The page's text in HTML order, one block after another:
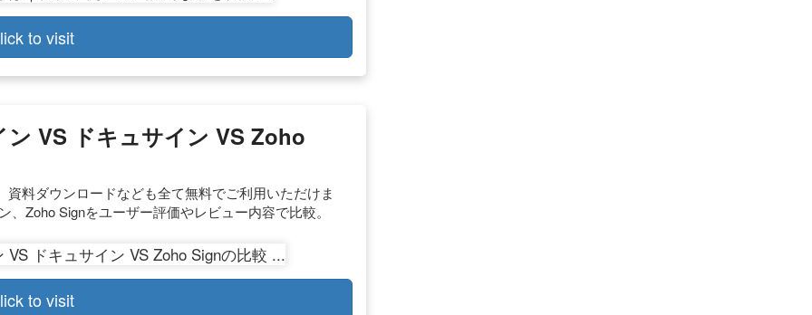
to visit
VS ドキュサイン VS Zoho
料ダウンロードなども全て無料でご利用いただけま
Zoho Signをユーザー評価やレビュー内容で比較。
to visit